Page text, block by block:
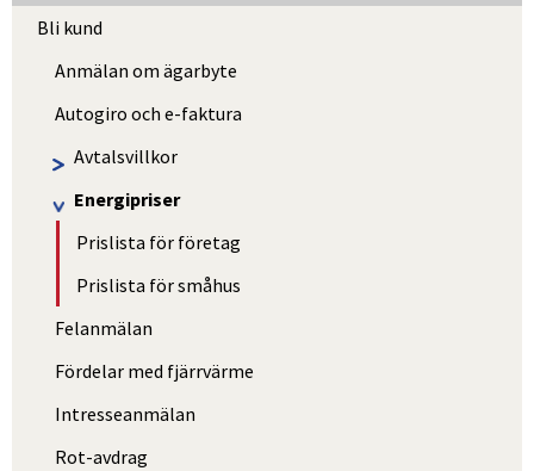
Bli kund
Anmälan om ägarbyte
Autogiro och e-faktura
Avtalsvillkor
Energipriser
Prislista för företag
Prislista för småhus
Felanmälan
Fördelar med fjärrvärme
Intresseanmälan
Rot-avdrag